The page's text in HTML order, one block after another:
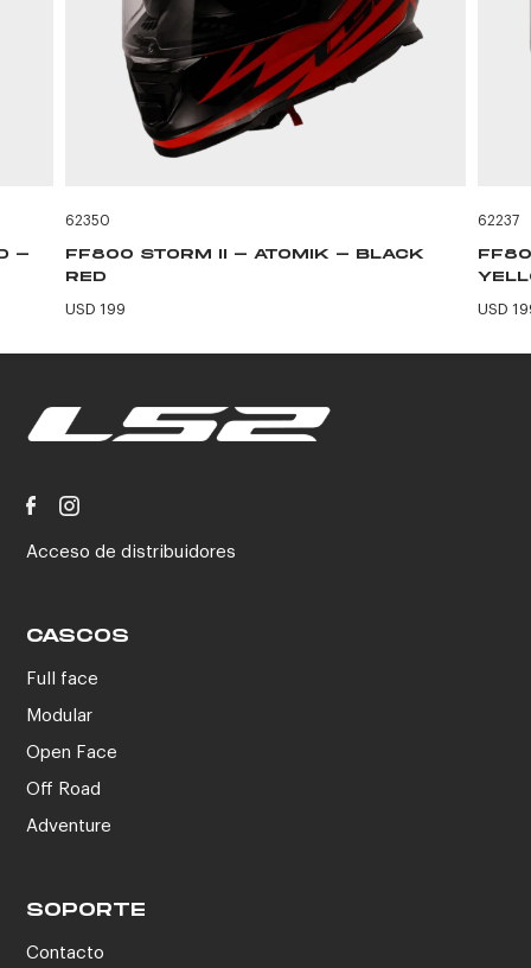
-
62350
FF800 STORM II - ATOMIK - BLACK
RED
USD 199
62237
USD
Acceso de distribuidores
CASCOS
Full face
Modular
Open Face
Off Road
Adventure
SOPORTE
Contacto